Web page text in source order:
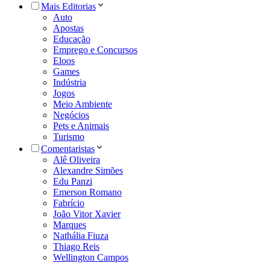
Mais Editorias
Auto
Apostas
Educação
Emprego e Concursos
Eloos
Games
Indústria
Jogos
Meio Ambiente
Negócios
Pets e Animais
Turismo
Comentaristas
Alê Oliveira
Alexandre Simões
Edu Panzi
Emerson Romano
Fabrício
João Vitor Xavier
Marques
Nathália Fiuza
Thiago Reis
Wellington Campos